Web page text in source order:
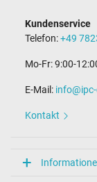
NOM NYCE
Singapore
TÜV Geprüfte
UL
Kategorie
Kundenservice
Telefon:+49
Mo-Fr: 9:00-
E-Mail:
Kontakt